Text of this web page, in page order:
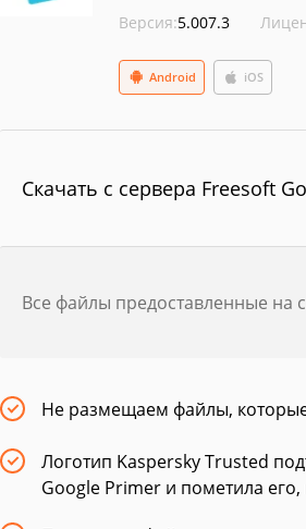
Версия:5.007.3
iOS
Android
Скачать с сервера Freesoft
Все файлы предоставленные
Не размещаем файлы,
Логотип Kaspersky Trusted
Google Primer и пометила